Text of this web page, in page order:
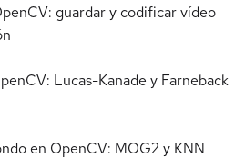
guardar y codificar vídeo
Lucas-Kanade y Farneback
en OpenCV: MOG2 y KNN